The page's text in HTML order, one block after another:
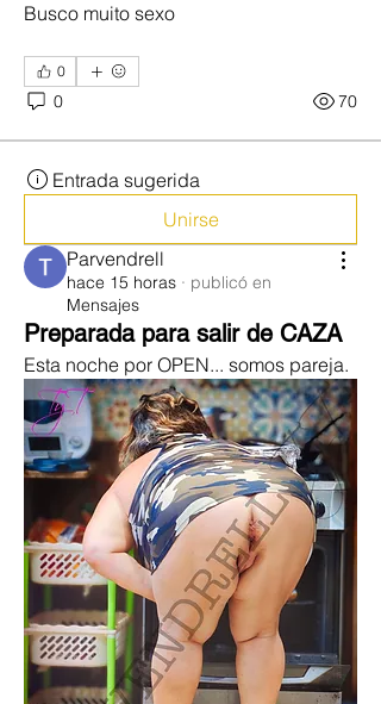
Busco muito sexo
0
0 70
Entrada sugerida
Unirse
Parvendrell
hace 15 horas · publicó en
Mensajes
Preparada para salir de CAZA
Esta noche por OPEN... somos pareja.